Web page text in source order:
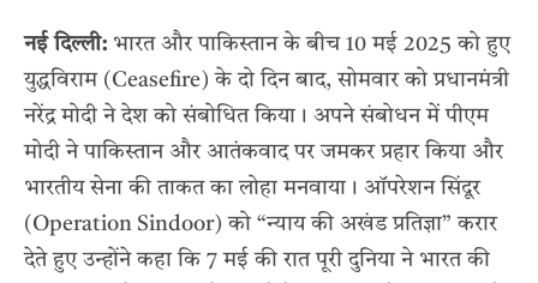
नई दिल्ली: भारत और पाकिस्तान के बीच 10 मई 2025 को हुए
युद्धविराम (Ceasefire) के दो दिन बाद, सोमवार को प्रधानमंत्री
नरेंद्र मोदी ने देश को संबोधित किया। अपने संबोधन में पीएम
मोदी ने पाकिस्तान और आतंकवाद पर जमकर प्रहार किया और
भारतीय सेना की ताकत का लोहा मनवाया। ऑपरेशन सिंदूर
(Operation Sindoor) को “न्याय की अखंड प्रतिज्ञा” करार
देते हुए उन्होंने कहा कि 7 मई की रात पूरी दुनिया ने भारत की